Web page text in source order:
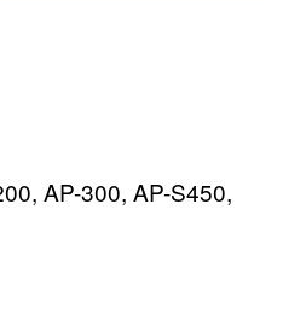
AP-300, AP-S450,